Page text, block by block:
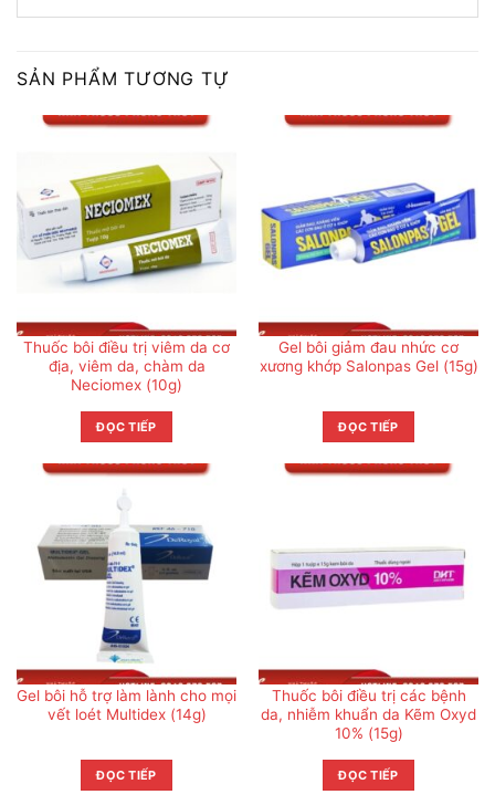
SẢN PHẨM TƯƠNG TỰ
Thuốc bôi điều trị viêm da cơ
địa, viêm da, chàm da
Neciomex (10g)
ĐỌC TIẾP
Gel bôi giảm đau nhức cơ
xương khớp Salonpas Gel (15g)
ĐỌC TIẾP
Gel bôi hỗ trợ làm lành cho mọi
vết loét Multidex (14g)
ĐỌC TIẾP
Thuốc bôi điều trị các bệnh
da, nhiễm khuẩn da Kẽm Oxyd
10% (15g)
ĐỌC TIẾP